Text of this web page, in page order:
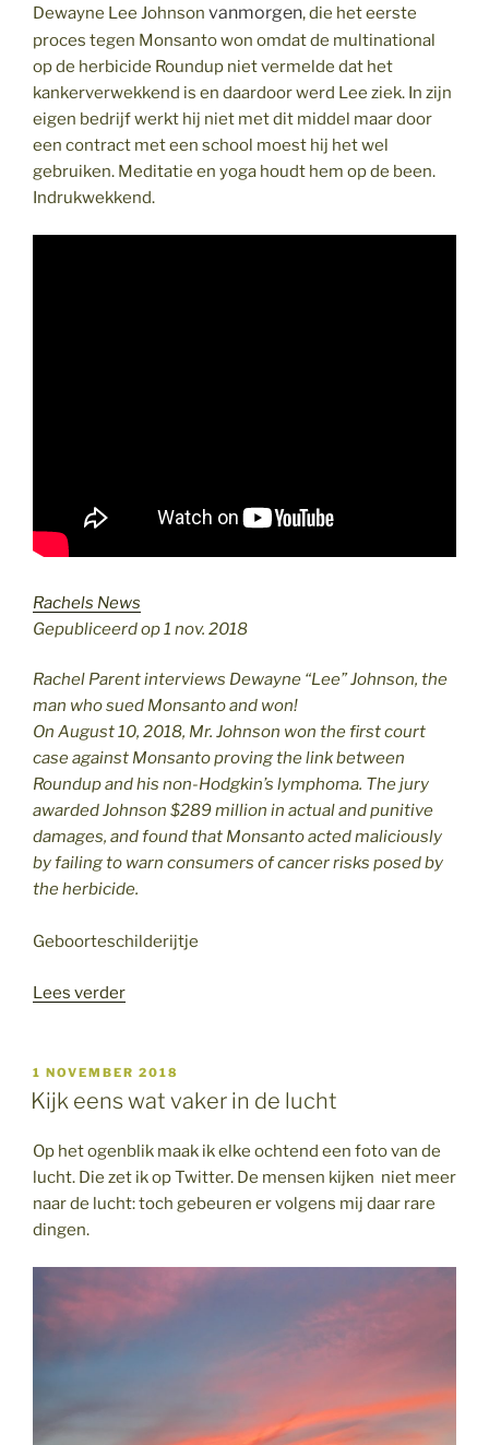
Dewayne Lee Johnson vanmorgen, die het eerste
proces tegen Monsanto won omdat de multinational
op de herbicide Roundup niet vermelde dat het
kankerverwekkend is en daardoor werd Lee ziek. In zijn
eigen bedrijf werkt hij niet met dit middel maar door
een contract met een school moest hij het wel
gebruiken. Meditatie en yoga houdt hem op de been.
Indrukwekkend.
Rachels News
Gepubliceerd op 1 nov. 2018
Rachel Parent interviews Dewayne “Lee” Johnson, the
man who sued Monsanto and won!
On August 10, 2018, Mr. Johnson won the first court
case against Monsanto proving the link between
Roundup and his non-Hodgkin’s lymphoma. The jury
awarded Johnson $289 million in actual and punitive
damages, and found that Monsanto acted maliciously
by failing to warn consumers of cancer risks posed by
the herbicide.
Geboorteschilderijtje
Lees verder“Weer
lucht
vanmorgen,
bijzonder
interview
en
GEPLAATST
OP
1 NOVEMBER 2018
Kijk eens wat vaker in de lucht
Op het ogenblik maak ik elke ochtend een foto van de
lucht. Die zet ik op Twitter. De mensen kijken niet meer
naar de lucht: toch gebeuren er volgens mij daar rare
dingen.